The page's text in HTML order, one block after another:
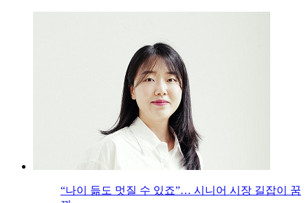
“나이 듦도 멋질 수 있죠”… 시니어 시장 길잡이 꿈